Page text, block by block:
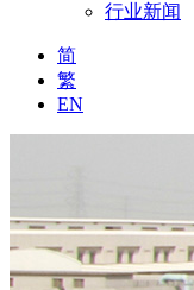
行业新闻
简
繁
EN